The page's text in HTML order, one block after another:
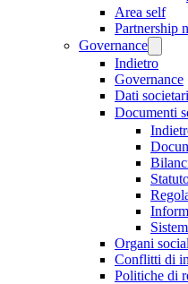
Area self
Partnership
Governance
Indietro
Governance
Dati societari
Documenti
Organi
Conflitti di
Politiche di